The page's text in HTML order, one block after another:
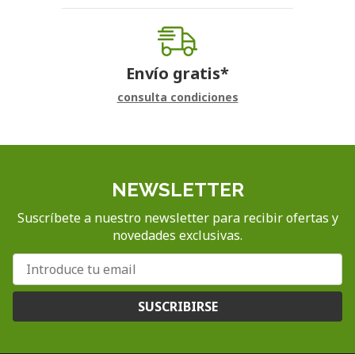
Envío gratis*
consulta condiciones
NEWSLETTER
Suscríbete a nuestro newsletter para recibir ofertas y
novedades exclusivas.
SUSCRIBIRSE